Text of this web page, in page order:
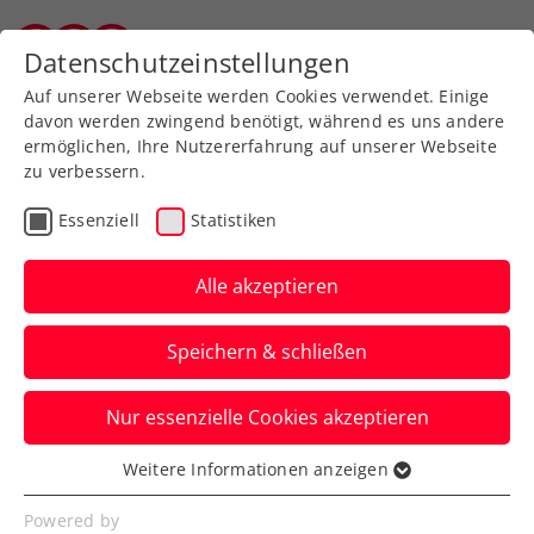
Kids & Jugend
Behrmann 2024 erstmals
ÖTV-Nachwuchsspieler
des Jahres
Bei den Mädchen wird das U14-Team mit
Anna Pircher, Lea Haider-Maurer und
Kara Fronek geehrt.
Verfasst von: Manuel Wachta, 22.10.2024
Datenschutzeinstellungen
Auf unserer Webseite werden Cookies verwendet. Einige
davon werden zwingend benötigt, während es uns andere
ermöglichen, Ihre Nutzererfahrung auf unserer Webseite
zu verbessern.
Essenziell Statistiken
Alle akzeptieren
Speichern & schließen
Nur essenzielle Cookies akzeptieren
Essenziell
Essenzielle Cookies werden für grundlegende
Weitere Informationen anzeigen
Powered by